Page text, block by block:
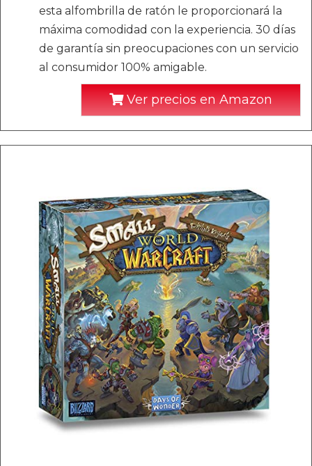
esta alfombrilla de ratón le proporcionará la
máxima comodidad con la experiencia. 30 días
de garantía sin preocupaciones con un servicio
al consumidor 100% amigable.
Ver precios en Amazon